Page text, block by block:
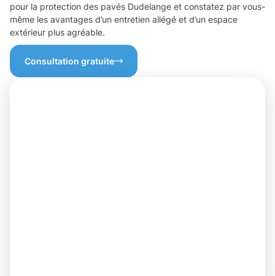
pour la protection des pavés Dudelange et constatez par vous-
même les avantages d’un entretien allégé et d’un espace
extérieur plus agréable.
Consultation gratuite